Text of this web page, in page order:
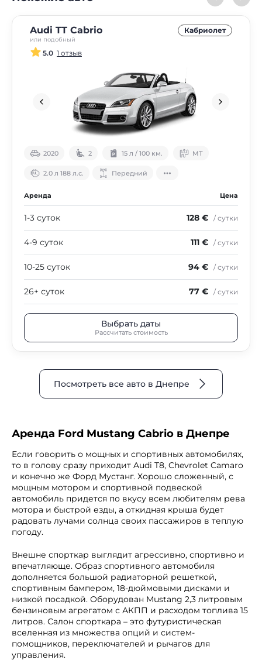
Audi TT Cabrio
или подобный
Кабриолет
5.0 1 отзыв
2020 2 15 л / 100 км. МТ
2.0 л 188 л.с. Передний
Аренда Цена
1-3 суток 128 € / сутки
4-9 суток 111 € / сутки
10-25 суток 94 € / сутки
26+ суток 77 € / сутки
Выбрать даты
Рассчитать стоимость
Посмотреть все авто в Днепре
Аренда Ford Mustang Cabrio в Днепре
Если говорить о мощных и спортивных автомобилях,
то в голову сразу приходит Audi T8, Chevrolet Camaro
и конечно же Форд Мустанг. Хорошо сложенный, с
мощным мотором и спортивной подвеской
автомобиль придется по вкусу всем любителям рева
мотора и быстрой езды, а откидная крыша будет
радовать лучами солнца своих пассажиров в теплую
погоду.
Внешне спорткар выглядит агрессивно, спортивно и
впечатляюще. Образ спортивного автомобиля
дополняется большой радиаторной решеткой,
спортивным бампером, 18-дюймовыми дисками и
низкой посадкой. Оборудован Mustang 2,3 литровым
бензиновым агрегатом с АКПП и расходом топлива 15
литров. Салон спорткара – это футуристическая
вселенная из множества опций и систем-
помощников, переключателей и рычагов для
управления.